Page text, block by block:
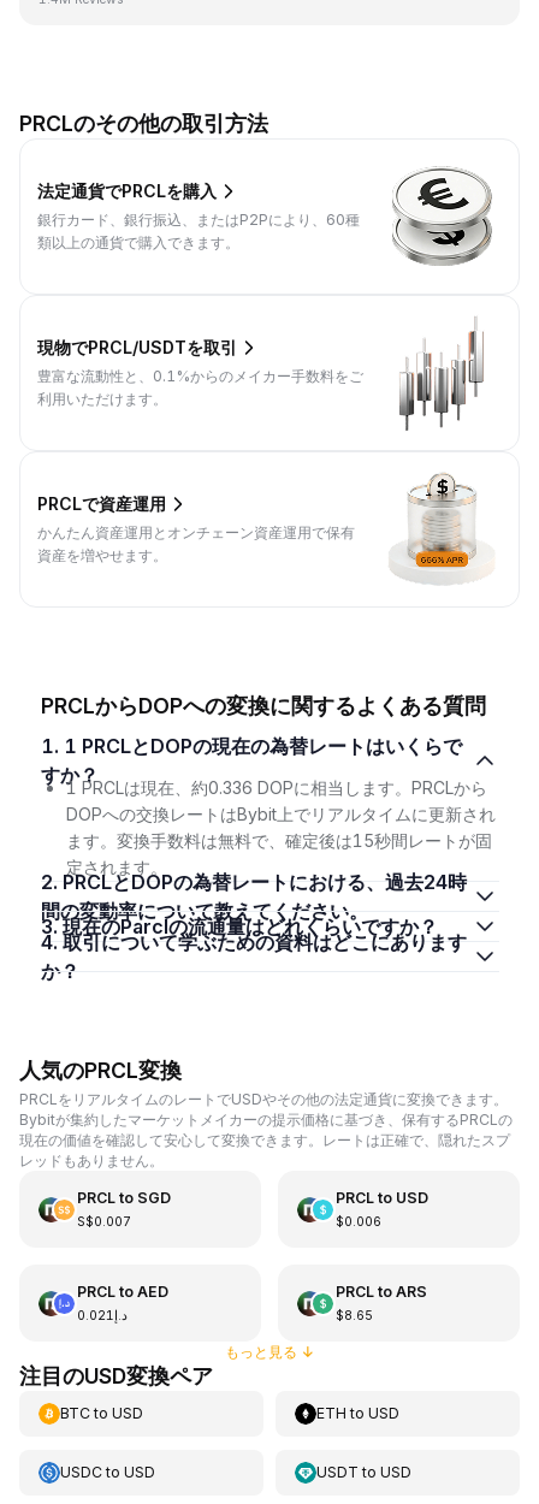
PRCLのその他の取引方法
法定通貨でPRCLを購入
銀行カード、銀行振込、またはP2Pにより、60種
類以上の通貨で購入できます。
現物でPRCL/USDTを取引
豊富な流動性と、0.1%からのメイカー手数料をご
利用いただけます。
PRCLで資産運用
かんたん資産運用とオンチェーン資産運用で保有
資産を増やせます。
PRCLからDOPへの変換に関するよくある質問
1. 1 PRCLとDOPの現在の為替レートはいくらで
すか？
1 PRCLは現在、約0.336 DOPに相当します。PRCLから
DOPへの交換レートはBybit上でリアルタイムに更新され
ます。変換手数料は無料で、確定後は15秒間レートが固
定されます。
2. PRCLとDOPの為替レートにおける、過去24時
間の変動率について教えてください。
3. 現在のParclの流通量はどれくらいですか？
4. 取引について学ぶための資料はどこにあります
か？
人気のPRCL変換
PRCLをリアルタイムのレートでUSDやその他の法定通貨に変換できます。
Bybitが集約したマーケットメイカーの提示価格に基づき、保有するPRCLの
現在の価値を確認して安心して変換できます。レートは正確で、隠れたスプ
レッドもありません。
PRCLto SGD
S$0.007
PRCLto USD
$0.006
PRCLto AED
د.إ0.021
PRCLto ARS
$8.65
もっと見る ↓
注目のUSD変換ペア
BTCto USD ETH toUSD
USDCto USD USDT toUSD